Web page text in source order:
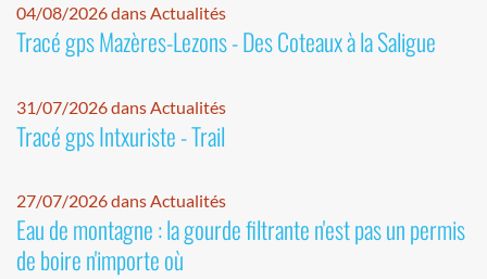
04/08/2026 dans Actualités
Tracé gps Mazères-Lezons - Des Coteaux à la Saligue
31/07/2026 dans Actualités
Tracé gps Intxuriste - Trail
27/07/2026 dans Actualités
Eau de montagne : la gourde filtrante n'est pas un permis
de boire n'importe où